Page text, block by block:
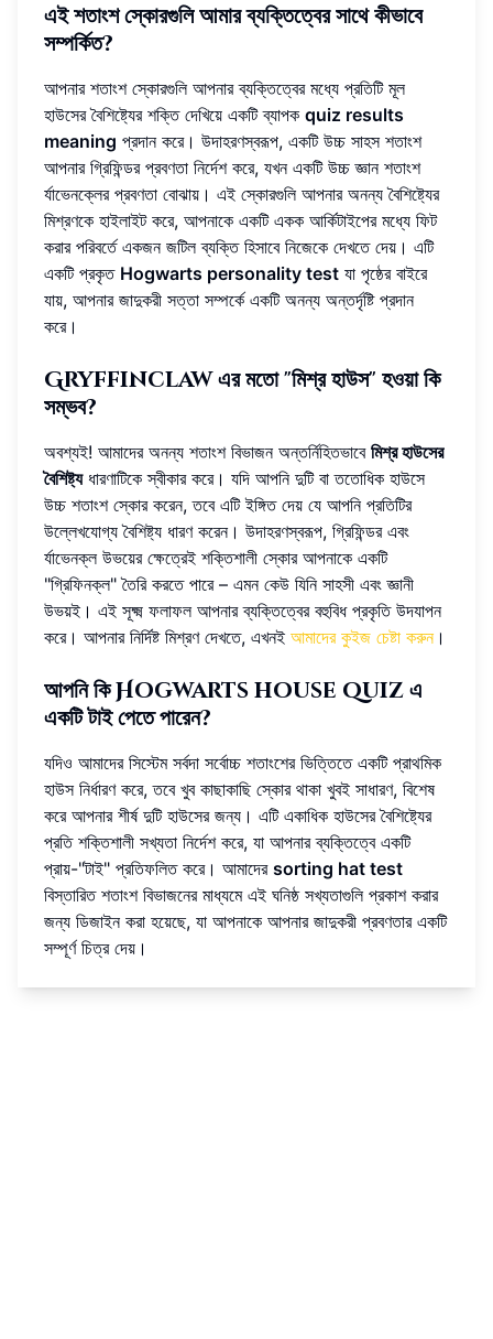
এই শতাংশ স্কোরগুলি আমার ব্যক্তিত্বের সাথে কীভাবে
সম্পর্কিত?
আপনার শতাংশ স্কোরগুলি আপনার ব্যক্তিত্বের মধ্যে প্রতিটি মূল
হাউসের বৈশিষ্ট্যের শক্তি দেখিয়ে একটি ব্যাপক quiz results
meaning প্রদান করে। উদাহরণস্বরূপ, একটি উচ্চ সাহস শতাংশ
আপনার গ্রিফিন্ডর প্রবণতা নির্দেশ করে, যখন একটি উচ্চ জ্ঞান শতাংশ
র্যাভেনক্লের প্রবণতা বোঝায়। এই স্কোরগুলি আপনার অনন্য বৈশিষ্ট্যের
মিশ্রণকে হাইলাইট করে, আপনাকে একটি একক আর্কিটাইপের মধ্যে ফিট
করার পরিবর্তে একজন জটিল ব্যক্তি হিসাবে নিজেকে দেখতে দেয়। এটি
একটি প্রকৃত Hogwarts personality test যা পৃষ্ঠের বাইরে
যায়, আপনার জাদুকরী সত্তা সম্পর্কে একটি অনন্য অন্তর্দৃষ্টি প্রদান
করে।
Gryffinclaw এর মতো "মিশ্র হাউস" হওয়া কি
সম্ভব?
অবশ্যই! আমাদের অনন্য শতাংশ বিভাজন অন্তর্নিহিতভাবে মিশ্র হাউসের
বৈশিষ্ট্যধারণাটিকে স্বীকার করে। যদি আপনি দুটি বা ততোধিক হাউসে
উচ্চ শতাংশ স্কোর করেন, তবে এটি ইঙ্গিত দেয় যে আপনি প্রতিটির
উল্লেখযোগ্য বৈশিষ্ট্য ধারণ করেন। উদাহরণস্বরূপ, গ্রিফিন্ডর এবং
র্যাভেনক্ল উভয়ের ক্ষেত্রেই শক্তিশালী স্কোর আপনাকে একটি
"গ্রিফিনক্ল" তৈরি করতে পারে – এমন কেউ যিনি সাহসী এবং জ্ঞানী
উভয়ই। এই সূক্ষ্ম ফলাফল আপনার ব্যক্তিত্বের বহুবিধ প্রকৃতি উদযাপন
করে। আপনার নির্দিষ্ট মিশ্রণ দেখতে, এখনই আমাদের কুইজ চেষ্টা করুন।
আপনি কি Hogwarts house quiz এ
একটি টাই পেতে পারেন?
যদিও আমাদের সিস্টেম সর্বদা সর্বোচ্চ শতাংশের ভিত্তিতে একটি প্রাথমিক
হাউস নির্ধারণ করে, তবে খুব কাছাকাছি স্কোর থাকা খুবই সাধারণ, বিশেষ
করে আপনার শীর্ষ দুটি হাউসের জন্য। এটি একাধিক হাউসের বৈশিষ্ট্যের
প্রতি শক্তিশালী সখ্যতা নির্দেশ করে, যা আপনার ব্যক্তিত্বে একটি
প্রায়-"টাই" প্রতিফলিত করে। আমাদের sorting hat test
বিস্তারিত শতাংশ বিভাজনের মাধ্যমে এই ঘনিষ্ঠ সখ্যতাগুলি প্রকাশ করার
জন্য ডিজাইন করা হয়েছে, যা আপনাকে আপনার জাদুকরী প্রবণতার একটি
সম্পূর্ণ চিত্র দেয়।